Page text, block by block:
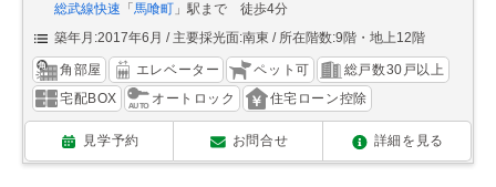
総武線快速 「 馬喰町 」駅まで 徒歩4分
築年月:2017年6月
主要採光面:南東 所在階数:9階・地上12階
角部屋 エレベーター ペット可
総戸数30戸以上
宅配BOX
オートロック 住宅ローン控除
見学予約 お問合せ 詳細を見る